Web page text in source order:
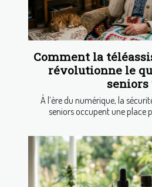
Comment la
révolutionne le
seniors
À l’ère du numérique, la
seniors occupent une place